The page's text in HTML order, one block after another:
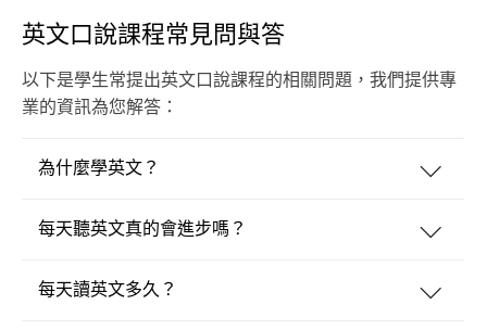
英文口說課程常見問與答
以下是學生常提出英文口說課程的相關問題，我們提供專
業的資訊為您解答：
為什麼學英文？
每天聽英文真的會進步嗎？
每天讀英文多久？